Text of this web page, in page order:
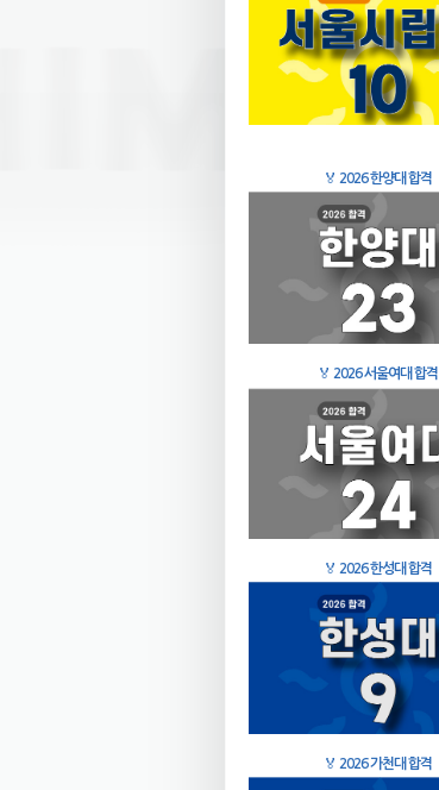
🏅 2026 한양대 합격
🏅 2026 서울여대 합격
🏅 2026 한성대 합격
🏅 2026 가천대 합격